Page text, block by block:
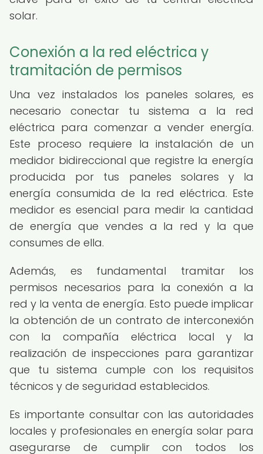
solar.
Conexión a la red eléctrica y
tramitación de permisos
Una vez instalados los paneles solares, es
necesario conectar tu sistema a la red
eléctrica para comenzar a vender energía.
Este proceso requiere la instalación de un
medidor bidireccional que registre la energía
producida por tus paneles solares y la
energía consumida de la red eléctrica. Este
medidor es esencial para medir la cantidad
de energía que vendes a la red y la que
consumes de ella.
Además, es fundamental tramitar los
permisos necesarios para la conexión a la
red y la venta de energía. Esto puede implicar
la obtención de un contrato de interconexión
con la compañía eléctrica local y la
realización de inspecciones para garantizar
que tu sistema cumple con los requisitos
técnicos y de seguridad establecidos.
Es importante consultar con las autoridades
locales y profesionales en energía solar para
asegurarse de cumplir con todos los